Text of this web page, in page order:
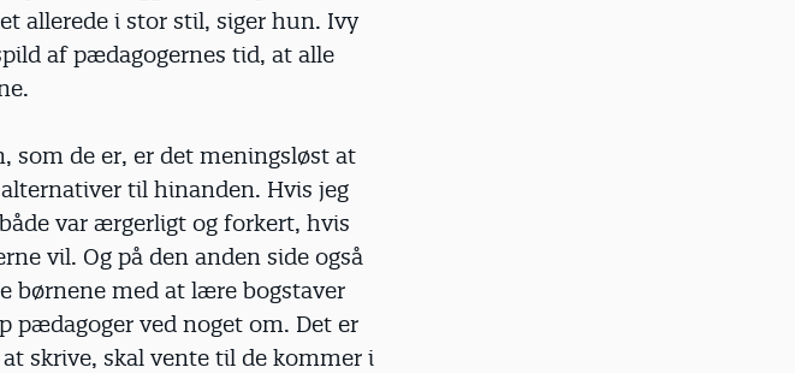
allerede i stor stil, siger hun. Ivy
af pædagogernes tid, at alle
som de er, er det meningsløst at
til hinanden. Hvis jeg
var ærgerligt og forkert, hvis
vil. Og på den anden side også
børnene med at lære bogstaver
pædagoger ved noget om. Det er
skrive, skal vente til de kommer i